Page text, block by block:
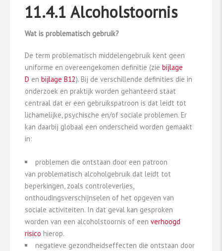
11.4.1 Alcoholstoornis
Wat is problematisch gebruik?
De term problematisch middelengebruik kent geen
uniforme en overeengekomen definitie (zie bijlage
D en bijlage B12). Bij de verschillende definities die in
onderzoek en praktijk worden gehanteerd staat
centraal dat er een gebruikspatroon is dat leidt tot
lichamelijke, psychische en/of sociale problemen. Er
kan daarbij globaal een onderscheid worden gemaakt
in:
problemen die ontstaan door een patroon
van problematisch alcoholgebruik dat leidt tot
beperkingen, zoals controleverlies,
onthoudingsverschijnselen of het opgeven van
sociale activiteiten. In dat geval kan gesproken
worden van een alcoholstoornis of een verhoogd
risico hierop.
negatieve gezondheidseffecten die ontstaan door